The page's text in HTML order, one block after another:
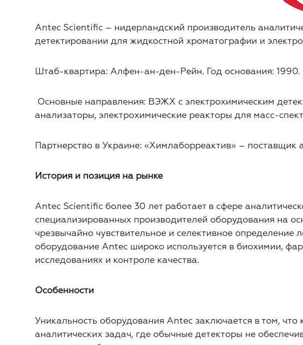
Antec Scientific – нидерландский производитель
детектировании для жидкостной хроматографии и
Штаб-квартира: Алфен-ан-ден-Рейн. Год основания: 1990.
Основные направления: ВЭЖХ с электрохимическим
анализаторы, электрохимические реакторы для масс-
Партнерство в Украине: «Химлаборреактив» –
История и позиция на рынке
Antec Scientific более 30 лет работает в сфере
специализированных производителей оборудования на
чрезвычайно чувствительное и селективное
оборудование Antec широко используется в биохимии,
исследованиях и контроле качества.
Особенности
Уникальность оборудования Antec заключается в том,
аналитических задач, где обычные детекторы не